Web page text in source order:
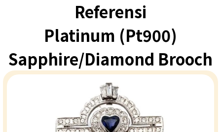
Referensi
Platinum (Pt900)
Sapphire/Diamond Brooch